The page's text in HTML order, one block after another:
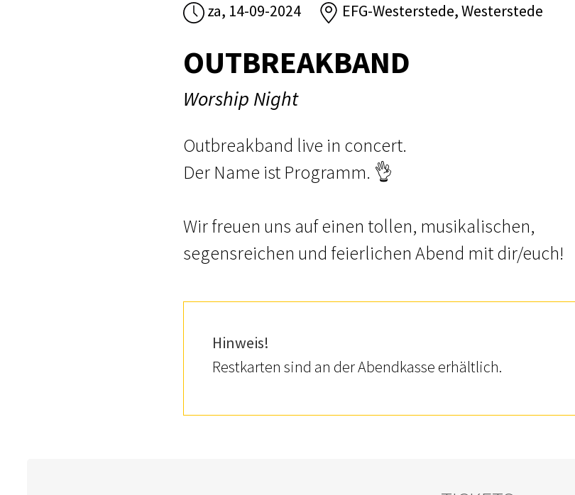
za, 14-09-2024 EFG-Westerstede, Westerstede
OUTBREAKBAND
Worship Night
Outbreakband live in concert.
Der Name ist Programm. 👌
Wir freuen uns auf einen tollen, musikalischen,
segensreichen und feierlichen Abend mit dir/euch!
Hinweis!
Restkarten sind an der Abendkasse erhältlich.